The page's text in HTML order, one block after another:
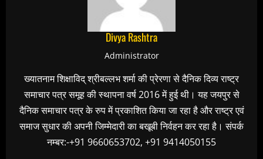
Divya Rashtra
Administrator
ख्यातनाम शिक्षाविद् श्रीबल्लभ शर्मा की प्रेरणा से दैनिक दिव्य राष्ट्र
समाचार पत्र समूह की स्थापना वर्ष 2016 में हुई थी। यह जयपुर से
दैनिक समाचार पत्र के रुप में प्रकाशित किया जा रहा है और राष्ट्र एवं
समाज सुधार की अपनी जिम्मेदारी का बखूबी निर्वहन कर रहा है। संपर्क
नम्बर:-+91 9660653702, +91 9414050155